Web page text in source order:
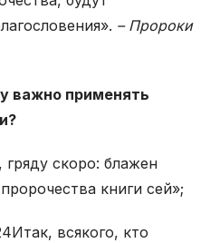
– Пророки
важно применять
гряду скоро: блажен
книги сей»;
Итак, всякого, кто